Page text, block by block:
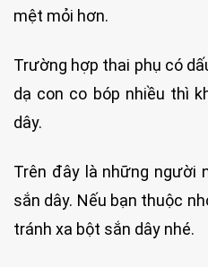
mệt mỏi hơn.
Trường hợp thai phụ có
dạ con co bóp nhiều thì
dây.
Trên đây là những người
sắn dây. Nếu bạn thuộc
tránh xa bột sắn dây nhé.